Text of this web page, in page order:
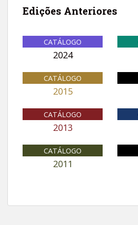
Edições Anteriores
CATÁLOGO
2024
CATÁLOGO
2015
CATÁLOGO
2013
CATÁLOGO
2011